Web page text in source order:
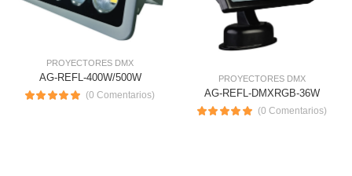
PROYECTORES DMX
AG-REFL-400W/500W
(0 Comentarios)
PROYECTORES DMX
AG-REFL-DMXRGB-36W
(0 Comentarios)